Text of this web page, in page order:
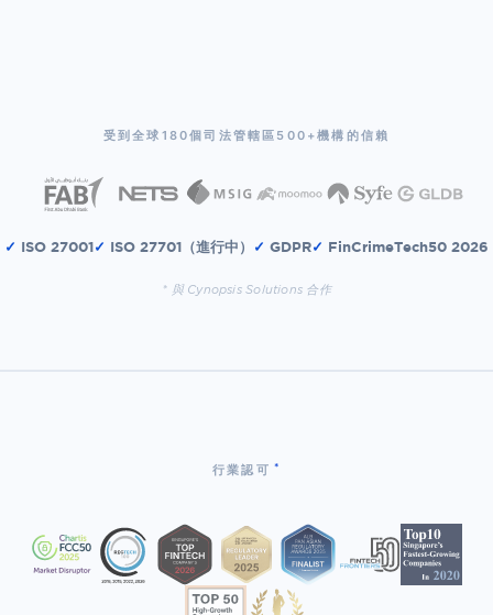
受到全球180個司法管轄區500+機構的信賴
✓ ISO 27001✓ ISO 27701（進行中） ✓ GDPR✓ FinCrimeTech50 2026
* 與 Cynopsis Solutions 合作
行業認可 *